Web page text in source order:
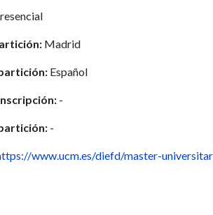
Madrid
Español
-
-
www.ucm.es/diefd/master-